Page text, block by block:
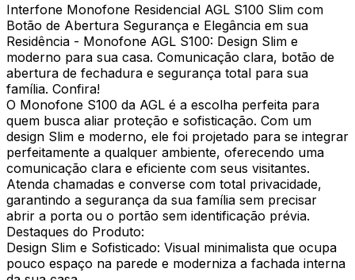
Interfone Monofone Residencial AGL S100 Slim com
Botão de Abertura Segurança e Elegância em sua
Residência - Monofone AGL S100: Design Slim e
moderno para sua casa. Comunicação clara, botão de
abertura de fechadura e segurança total para sua
família. Confira!
O Monofone S100 da AGL é a escolha perfeita para
quem busca aliar proteção e sofisticação. Com um
design Slim e moderno, ele foi projetado para se integrar
perfeitamente a qualquer ambiente, oferecendo uma
comunicação clara e eficiente com seus visitantes.
Atenda chamadas e converse com total privacidade,
garantindo a segurança da sua família sem precisar
abrir a porta ou o portão sem identificação prévia.
Destaques do Produto:
Design Slim e Sofisticado: Visual minimalista que ocupa
pouco espaço na parede e moderniza a fachada interna